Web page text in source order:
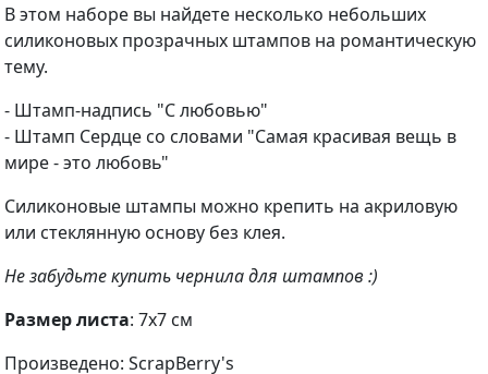
В этом наборе вы найдете несколько небольших
силиконовых прозрачных штампов на романтическую
тему.
- Штамп-надпись "С любовью"
- Штамп Сердце со словами "Самая красивая вещь в
мире - это любовь"
Силиконовые штампы можно крепить на акриловую
или стеклянную основу без клея.
Не забудьте купить чернила для штампов :)
Размер листа: 7х7 см
Произведено: ScrapBerry's